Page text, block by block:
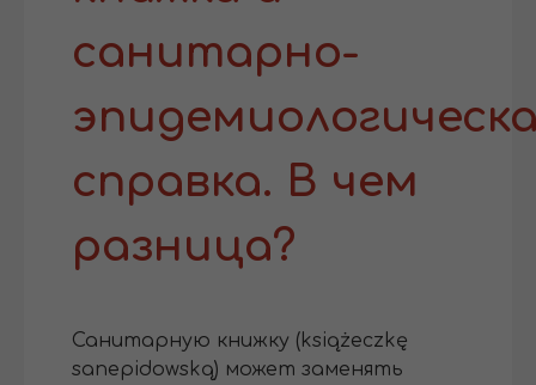
санитарно-
справка. В чем
разница?
Санитарную книжку (książeczkę
sanepidowską) может заменять